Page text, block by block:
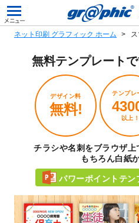
ネット印刷 グラフィック ホーム
無料テンプレートで
デザイン料
無料!
テンプレ
以上！
チラシや名刺をブラウザ上
もちろん白紙
パワーポイントテン